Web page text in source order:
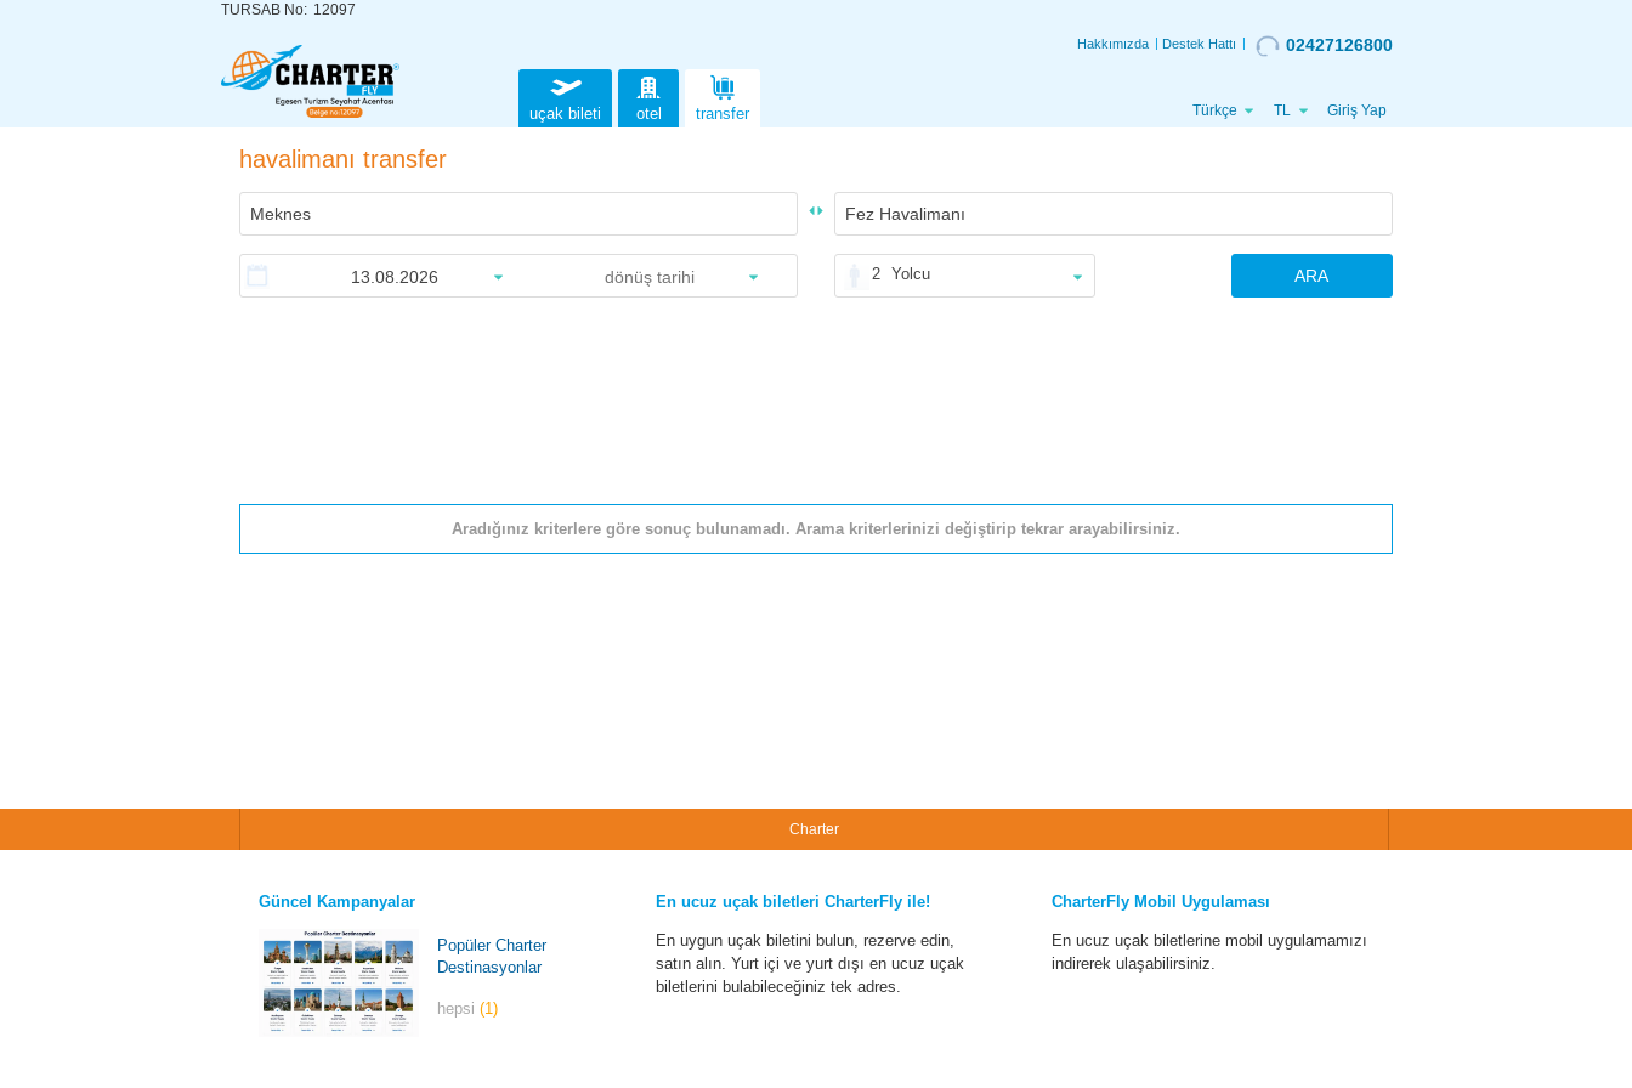
TURSAB No: 12097
Hakkımızda Destek Hattı 02427126800
uçak bileti otel transfer Türkçe TL Giriş Yap
havalimanı transfer
2 Yolcu ARA
Aradığınız kriterlere göre sonuç bulunamadı. Arama kriterlerinizi değiştirip tekrar arayabilirsiniz.
Charter
Güncel Kampanyalar
Popüler Charter
Destinasyonlar
hepsi(1)
En ucuz uçak biletleri CharterFly ile!
En uygun uçak biletini bulun, rezerve edin,
satın alın. Yurt içi ve yurt dışı en ucuz uçak
biletlerini bulabileceğiniz tek adres.
CharterFly Mobil Uygulaması
En ucuz uçak biletlerine mobil uygulamamızı
indirerek ulaşabilirsiniz.